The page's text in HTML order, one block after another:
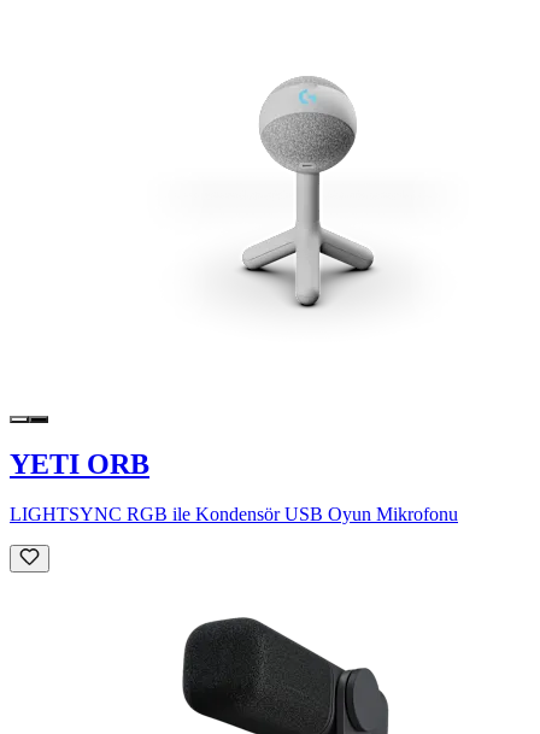
YETI ORB
LIGHTSYNC RGB ile Kondensör USB Oyun Mikrofonu